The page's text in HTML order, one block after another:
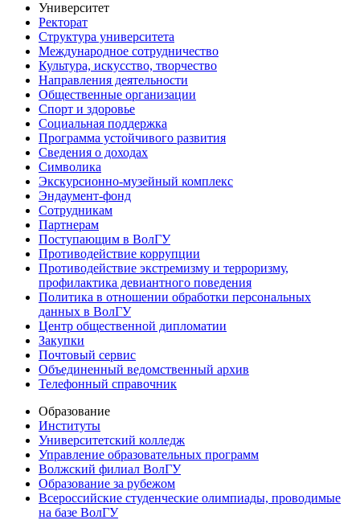
Университет
Ректорат
Структура университета
Международное сотрудничество
Культура, искусство, творчество
Направления деятельности
Общественные организации
Спорт и здоровье
Социальная поддержка
Программа устойчивого развития
Сведения о доходах
Символика
Экскурсионно-музейный комплекс
Эндаумент-фонд
Сотрудникам
Партнерам
Поступающим в ВолГУ
Противодействие коррупции
Противодействие экстремизму и терроризму,
профилактика девиантного поведения
Политика в отношении обработки персональных
данных в ВолГУ
Центр общественной дипломатии
Закупки
Почтовый сервис
Объединенный ведомственный архив
Телефонный справочник
Образование
Институты
Университетский колледж
Управление образовательных программ
Волжский филиал ВолГУ
Образование за рубежом
Всероссийские студенческие олимпиады, проводимые
на базе ВолГУ